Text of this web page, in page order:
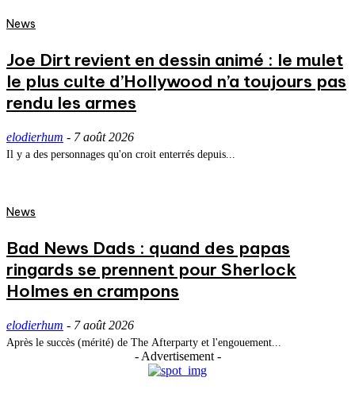
News
Joe Dirt revient en dessin animé : le mulet
le plus culte d’Hollywood n’a toujours pas
rendu les armes
elodierhum - 7 août 2026
Il y a des personnages qu'on croit enterrés depuis...
News
Bad News Dads : quand des papas
ringards se prennent pour Sherlock
Holmes en crampons
elodierhum - 7 août 2026
Après le succès (mérité) de The Afterparty et l'engouement...
- Advertisement -